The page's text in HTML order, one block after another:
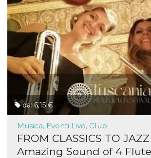
da: 6,15 €
Musica, Eventi Live, Club
FROM CLASSICS TO
Amazing Sound of 4